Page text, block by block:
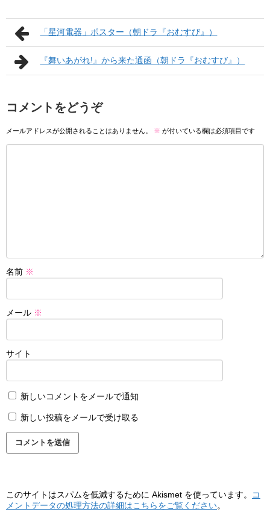
「星河電器」ポスター（朝ドラ『おむすび』）
『舞いあがれ!』から来た通函（朝ドラ『おむすび』）
コメントをどうぞ
メールアドレスが公開されることはありません。 ※ が付いている欄は必須項目です
名前 ※
メール ※
サイト
新しいコメントをメールで通知
新しい投稿をメールで受け取る
このサイトはスパムを低減するために Akismet を使っています。
コ
メントデータの処理方法の詳細はこちらをご覧ください。